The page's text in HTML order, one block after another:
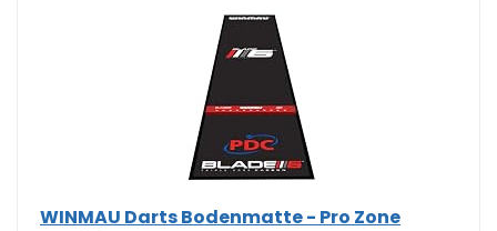
WINMAU Darts Bodenmatte - Pro Zone